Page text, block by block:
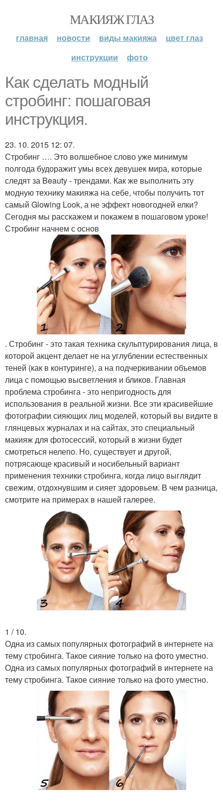
МАКИЯЖ ГЛАЗ
главная новости виды макияжа
цвет глаз
инструкции
фото
Как сделать модный
стробинг: пошаговая
инструкция.
23. 10. 2015 12: 07.
Стробинг …. Это волшебное слово уже минимум
полгода будоражит умы всех девушек мира, которые
следят за Beauty - трендами. Как же выполнить эту
модную технику макияжа на себе, чтобы получить тот
самый Glowing Look, а не эффект новогодней елки?
Сегодня мы расскажем и покажем в пошаговом уроке!
Стробинг начнем с основ
. Стробинг - это такая техника скульптурирования лица, в
которой акцент делает не на углублении естественных
теней (как в контуринге), а на подчеркивании объемов
лица с помощью высветления и бликов. Главная
проблема стробинга - это непригодность для
использования в реальной жизни. Все эти красивейшие
фотографии сияющих лиц моделей, который вы видите в
глянцевых журналах и на сайтах, это специальный
макияж для фотосессий, который в жизни будет
смотреться нелепо. Но, существует и другой,
потрясающе красивый и носибельный вариант
применения техники стробинга, когда лицо выглядит
свежим, отдохнувшим и сияет здоровьем. В чем разница,
смотрите на примерах в нашей галерее.
1 / 10.
Одна из самых популярных фотографий в интернете на
тему стробинга. Такое сияние только на фото уместно.
Одна из самых популярных фотографий в интернете на
тему стробинга. Такое сияние только на фото уместно.